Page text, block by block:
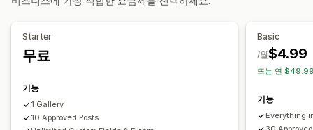
참여 추적
끌어서 놓기 편집기
SEO
이미지 확대/축소
쇼핑 가능한 피드
소셜 공유
Starter
무료
기능
1 Gallery
10 Approved Posts
Basic
$4.99
/월
또는 연
기능
Everything